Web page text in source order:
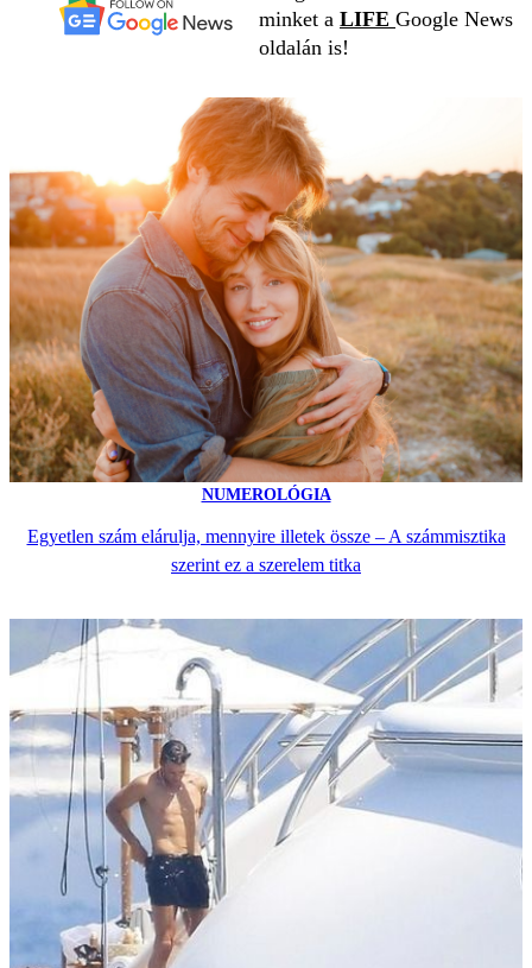
minket a LIFE Google News
oldalán is!
NUMEROLÓGIA
Egyetlen szám elárulja, mennyire illetek össze – A számmisztika
szerint ez a szerelem titka